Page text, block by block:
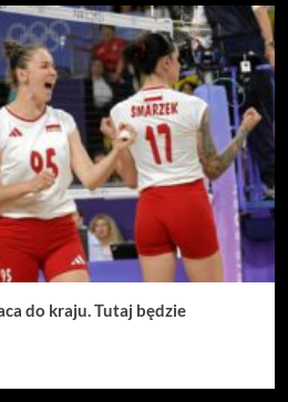
do kraju. Tutaj będzie